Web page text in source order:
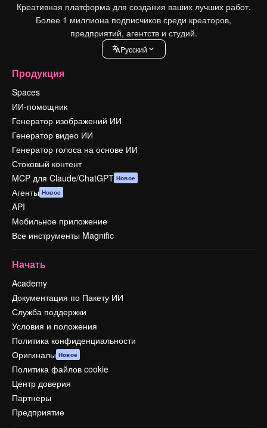
Креативная платформа для создания ваших лучших работ.
Более 1 миллиона подписчиков среди креаторов,
предприятий, агентств и студий.
Pусский
Продукция
Spaces
ИИ-помощник
Генератор изображений ИИ
Генератор видео ИИ
Генератор голоса на основе ИИ
Стоковый контент
MCP для Claude/ChatGPT Новое
Агенты Новое
API
Мобильное приложение
Все инструменты Magnific
Начать
Academy
Документация по Пакету ИИ
Служба поддержки
Условия и положения
Политика конфиденциальности
Оригиналы Новое
Политика файлов cookie
Центр доверия
Партнеры
Предприятие